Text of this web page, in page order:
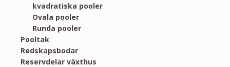
kvadratiska pooler
Ovala pooler
Runda pooler
Pooltak
Redskapsbodar
Reservdelar växthus